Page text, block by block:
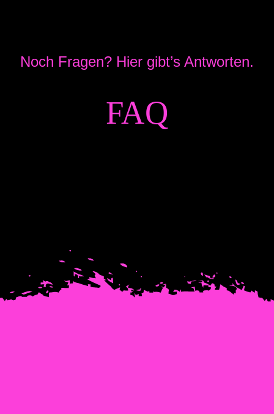
Noch Fragen? Hier gibt’s Antworten.
FAQ